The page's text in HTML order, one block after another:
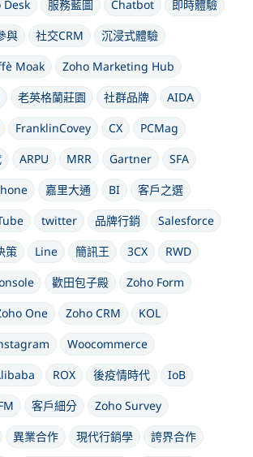
Desk 服務藍圖 Chatbot
即時體驗
與 社交CRM
沉浸式體驗
Moak
Zoho Marketing Hub
老英格蘭莊園 社群品牌
AIDA
FranklinCovey CX
PCMag
ARPU MRR Gartner
SFA
嘉里大通 BI
客戶之選
twitter 品牌行銷
Salesforce
策 Line 簡訊王 3CX
RWD
歡田包子殿
Zoho Form
One Zoho CRM
KOL
Woocommerce
ROX 後疫情時代
IoB
客戶細分
Zoho Survey
異業合作 現代行銷學 誇界合作